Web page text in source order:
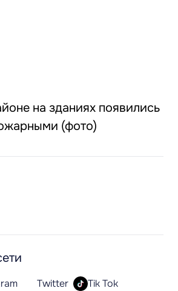
на зданиях появились
(фото)
Twitter
Tik Tok